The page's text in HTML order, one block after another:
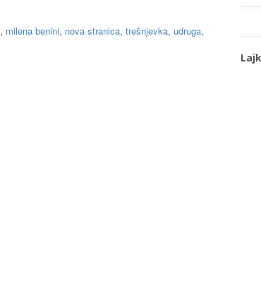
, milena benini, nova stranica, trešnjevka, udruga,